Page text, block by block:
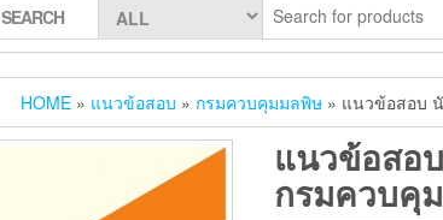
SEARCH
HOME » แนวข้อสอบ » กรมควบคุมมลพิษ » แนวข้อสอบ
แนวข้อสอ
กรมควบคุ